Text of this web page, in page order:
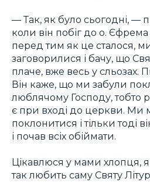
— Так, як було сьогодні, —
коли він побіг до о. Єфрема
перед тим як це сталося,
заговорилися і бачу, що
плаче, вже весь у сльозах.
Він каже, що ми забули
люблячому Господу, тобто
є при вході до церкви. Ми
поклонитися і тільки тоді
і почав всіх обіймати.
Цікавлюся у мами хлопця,
так любить саму Святу